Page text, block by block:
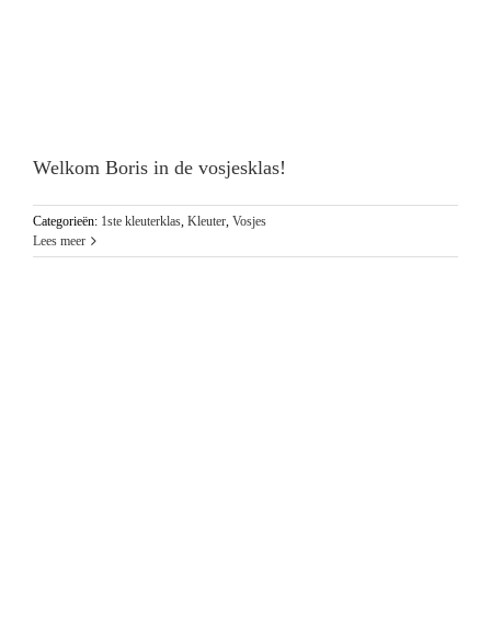
Welkom Boris in de vosjesklas!
Categorieën: 1ste kleuterklas, Kleuter, Vosjes
Lees meer